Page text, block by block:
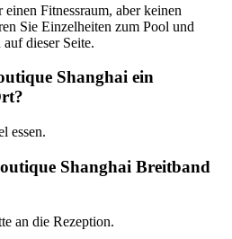
Fitnessraum, aber keinen
Sie Einzelheiten zum Pool und
dieser Seite.
Shanghai ein
essen.
Shanghai Breitband
an die Rezeption.